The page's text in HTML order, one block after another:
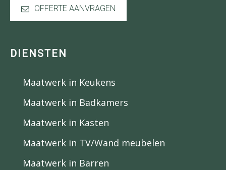
OFFERTE AANVRAGEN
DIENSTEN
Maatwerk in Keukens
Maatwerk in Badkamers
Maatwerk in Kasten
Maatwerk in TV/Wand meubelen
Maatwerk in Barren